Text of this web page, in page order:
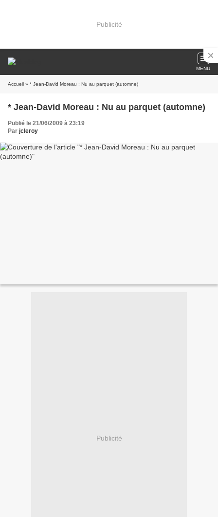
Publicité
MENU
Accueil » * Jean-David Moreau : Nu au parquet (automne)
* Jean-David Moreau : Nu au parquet (automne)
Publié le 21/06/2009 à 23:19
Par jcleroy
Publicité